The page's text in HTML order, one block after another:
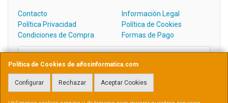
Política de Cookies de aifosinformatica.com
Configurar Rechazar Aceptar Cookies
Contacto
Información Legal
Política Privacidad
Política de Cookies
Condiciones de Compra
Formas de Pago
Contacto
admin@aifosinformatica.com